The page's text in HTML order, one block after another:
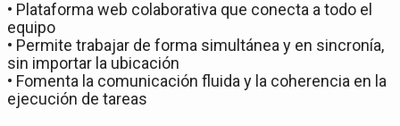
• Plataforma web colaborativa que conecta a todo el
equipo
• Permite trabajar de forma simultánea y en sincronía,
sin importar la ubicación
• Fomenta la comunicación fluida y la coherencia en la
ejecución de tareas